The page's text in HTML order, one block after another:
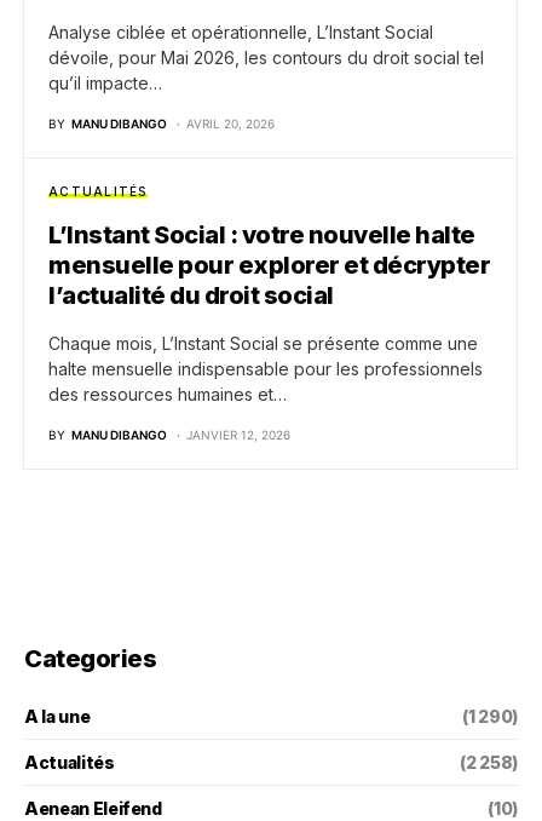
Analyse ciblée et opérationnelle, L’Instant Social
dévoile, pour Mai 2026, les contours du droit social tel
qu’il impacte…
BY MANU DIBANGO AVRIL 20, 2026
ACTUALITÉS
L’Instant Social : votre nouvelle halte
mensuelle pour explorer et décrypter
l’actualité du droit social
Chaque mois, L’Instant Social se présente comme une
halte mensuelle indispensable pour les professionnels
des ressources humaines et…
BY MANU DIBANGO JANVIER 12, 2026
Categories
A la une (1 290)
Actualités (2 258)
Aenean Eleifend (10)